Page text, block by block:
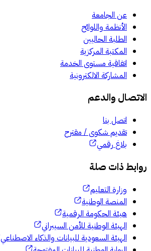
عن الجامعة
الأنظمة واللوائح
الطلبة الحاليين
المكتبة المركزية
اتفاقية مستوى الخدمة
المشاركة الالكترونية
الاتصال والدعم
اتصل بنا
تقديم شكوى / مقترح
بلاغ رقمي
روابط ذات صلة
وزارة التعليم
المنصة الوطنية
هيئة الحكومة الرقمية
الهيئة الوطنية للأمن السيبراني
الهيئة السعودية للبيانات والذكاء الاصطناعي